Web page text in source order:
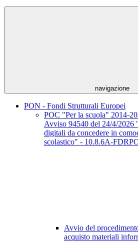
navigazione
PON - Fondi Strutturali Europei
POC "Per la scuola" 2014-
Avviso 94540 del 24/4/
digitali da concedere in
scolastico" - 10.8.6A-
Avvio del
acquisto materiali